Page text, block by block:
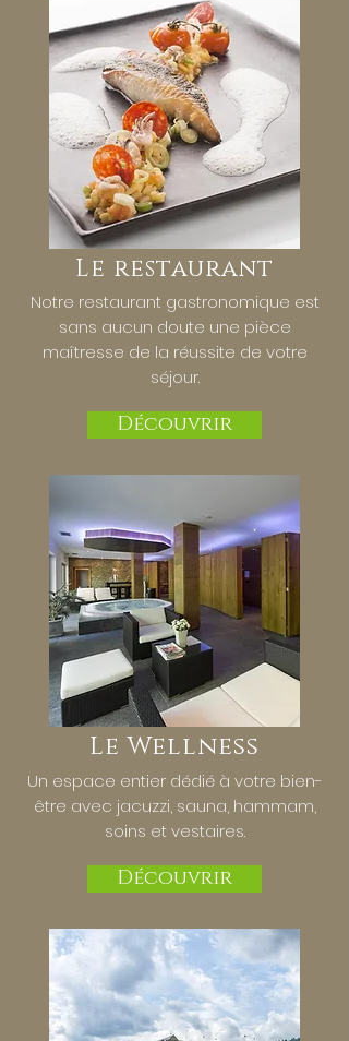
Le restaurant
Notre restaurant gastronomique est
sans aucun doute une pièce
maîtresse de la réussite de votre
séjour.
Découvrir
Le Wellness
Un espace entier dédié à votre bien-
être avec jacuzzi, sauna, hammam,
soins et vestaires.
Découvrir